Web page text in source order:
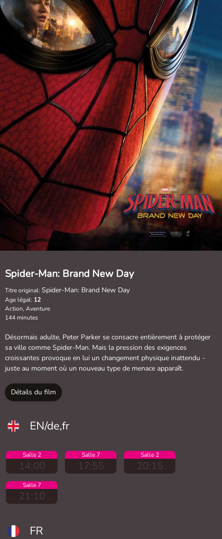
Spider-Man: Brand New Day
Titre original: Spider-Man: Brand New Day
Age légal: 12
Action, Aventure
144 minutes
Désormais adulte, Peter Parker se consacre entièrement à protéger
sa ville comme Spider-Man. Mais la pression des exigences
croissantes provoque en lui un changement physique inattendu -
juste au moment où un nouveau type de menace apparaît.
Détails du film
EN/de,fr
Salle 2
14:00
Salle 7
17:55
Salle 2
20:15
Salle 7
21:10
FR